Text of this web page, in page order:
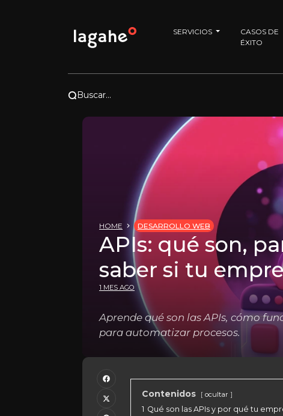
SERVICIOS
CASOS DE
ÉXITO
Buscar...
HOME DESARROLLO WEB
APIs: qué son,
saber si tu
1 MES AGO
Aprende qué son las APIs, cómo
para automatizar procesos.
Contenidos ocultar
1 Qué son las APIs y por qué tu